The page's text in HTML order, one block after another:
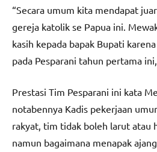
“Secara umum kita mendapat
gereja katolik se Papua ini.
kasih kepada bapak Bupati
pada Pesparani tahun pertama
Prestasi Tim Pesparani ini kata
notabennya Kadis pekerjaan
rakyat, tim tidak boleh larut atau
namun bagaimana menapak